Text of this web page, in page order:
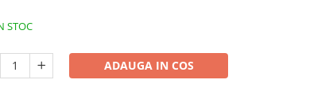
STOC
ADAUGA IN COS